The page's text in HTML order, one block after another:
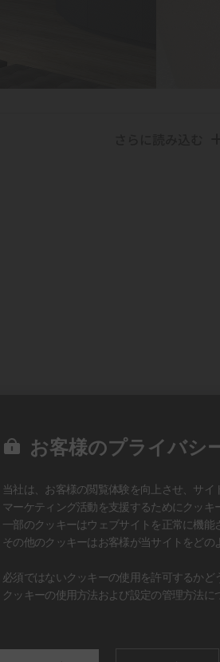
お客様のプライバシ
当社は、お客様の閲覧体験を向上させ、サイ
マーケティング活動を支援するためにクッキ
一部のクッキーはウェブサイトを正常に機能
その他のクッキーはお客様が当サイトをどの
必須ではないクッキーの使用を許可するかど
クッキーの使用方法および設定の管理方法に